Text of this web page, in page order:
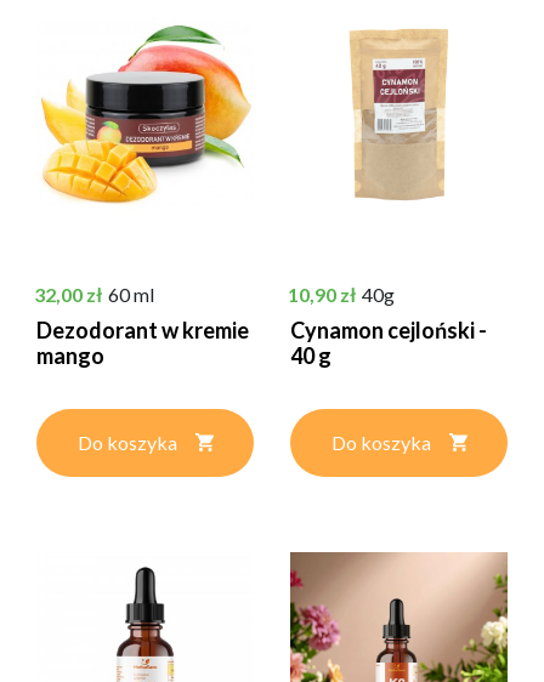
Cena
32,00 zł 60 ml
Dezodorant w kremie
mango
Do koszyka
Cena
10,90 zł 40g
Cynamon cejloński -
40 g
Do koszyka